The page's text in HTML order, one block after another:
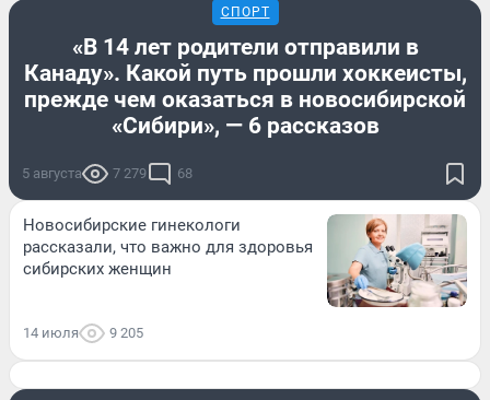
СПОРТ
«В 14 лет родители отправили в
Канаду». Какой путь прошли хоккеисты,
прежде чем оказаться в новосибирской
«Сибири», — 6 рассказов
5 августа 7 279 68
Новосибирские гинекологи
рассказали, что важно для здоровья
сибирских женщин
14 июля 9 205